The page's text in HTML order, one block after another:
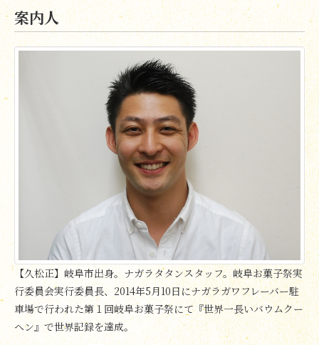
案内人
【久松正】岐阜市出身。ナガラタタンスタッフ。岐阜お菓子祭実
行委員会実行委員長、2014年5月10日にナガラガワフレーバー駐
車場で行われた第１回岐阜お菓子祭にて『世界一長いバウムクー
ヘン』で世界記録を達成。